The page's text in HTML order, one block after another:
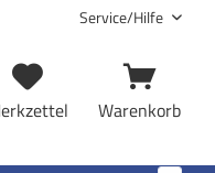
Service/Hilfe
Warenkorb